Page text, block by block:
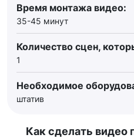
Время монтажа видео:
35-45 минут
Количество сцен,
1
Необходимое
штатив
Как сделать видео